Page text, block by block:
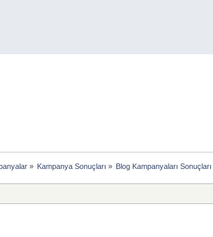
» Kampanya Sonuçları » Blog Kampanyaları Sonuçları